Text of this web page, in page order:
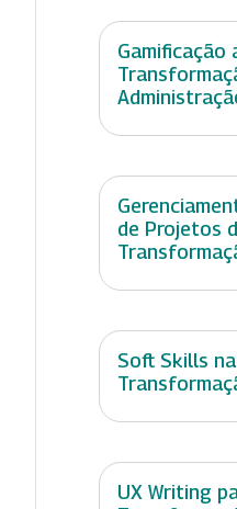
Gamificação
de Projetos
Soft Skills na
UX Writing